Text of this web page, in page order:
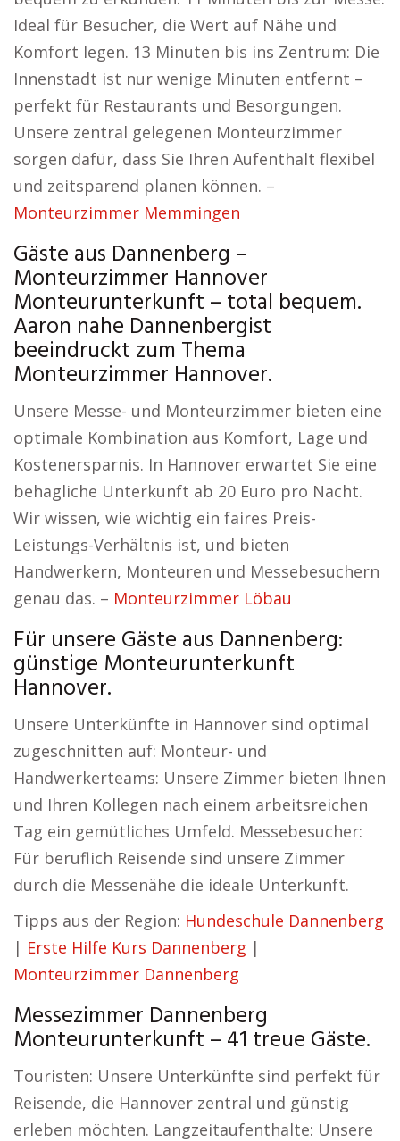
Ideal für Besucher, die Wert auf Nähe und
Komfort legen. 13 Minuten bis ins Zentrum: Die
Innenstadt ist nur wenige Minuten entfernt –
perfekt für Restaurants und Besorgungen.
Unsere zentral gelegenen Monteurzimmer
sorgen dafür, dass Sie Ihren Aufenthalt flexibel
und zeitsparend planen können. –
Monteurzimmer Memmingen
Gäste aus Dannenberg –
Monteurzimmer Hannover
Monteurunterkunft – total bequem.
Aaron nahe Dannenbergist
beeindruckt zum Thema
Monteurzimmer Hannover.
Unsere Messe- und Monteurzimmer bieten eine
optimale Kombination aus Komfort, Lage und
Kostenersparnis. In Hannover erwartet Sie eine
behagliche Unterkunft ab 20 Euro pro Nacht.
Wir wissen, wie wichtig ein faires Preis-
Leistungs-Verhältnis ist, und bieten
Handwerkern, Monteuren und Messebesuchern
genau das. – Monteurzimmer Löbau
Für unsere Gäste aus Dannenberg:
günstige Monteurunterkunft
Hannover.
Unsere Unterkünfte in Hannover sind optimal
zugeschnitten auf: Monteur- und
Handwerkerteams: Unsere Zimmer bieten Ihnen
und Ihren Kollegen nach einem arbeitsreichen
Tag ein gemütliches Umfeld. Messebesucher:
Für beruflich Reisende sind unsere Zimmer
durch die Messenähe die ideale Unterkunft.
Tipps aus der Region: Hundeschule Dannenberg
| Erste Hilfe Kurs Dannenberg |
Monteurzimmer Dannenberg
Messezimmer Dannenberg
Monteurunterkunft – 41 treue Gäste.
Touristen: Unsere Unterkünfte sind perfekt für
Reisende, die Hannover zentral und günstig
erleben möchten. Langzeitaufenthalte: Unsere